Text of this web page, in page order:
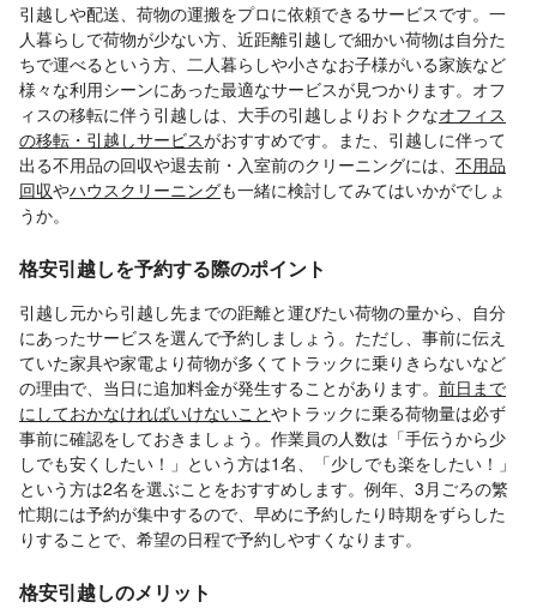
引越しや配送、荷物の運搬をプロに依頼できるサービスです。一
人暮らしで荷物が少ない方、近距離引越しで細かい荷物は自分た
ちで運べるという方、二人暮らしや小さなお子様がいる家族など
様々な利用シーンにあった最適なサービスが見つかります。オフ
ィスの移転に伴う引越しは、大手の引越しよりおトクなオフィス
の移転・引越しサービスがおすすめです。また、引越しに伴って
出る不用品の回収や退去前・入室前のクリーニングには、 不用品
回収やハウスクリーニングも一緒に検討してみてはいかがでしょ
うか。
格安引越しを予約する際のポイント
引越し元から引越し先までの距離と運びたい荷物の量から、自分
にあったサービスを選んで予約しましょう。ただし、事前に伝え
ていた家具や家電より荷物が多くてトラックに乗りきらないなど
の理由で、当日に追加料金が発生することがあります。 前日まで
にしておかなければいけないことやトラックに乗る荷物量は必ず
事前に確認をしておきましょう。作業員の人数は「手伝うから少
しでも安くしたい！」という方は1名、「少しでも楽をしたい！」
という方は2名を選ぶことをおすすめします。例年、3月ごろの繁
忙期には予約が集中するので、早めに予約したり時期をずらした
りすることで、希望の日程で予約しやすくなります。
格安引越しのメリット